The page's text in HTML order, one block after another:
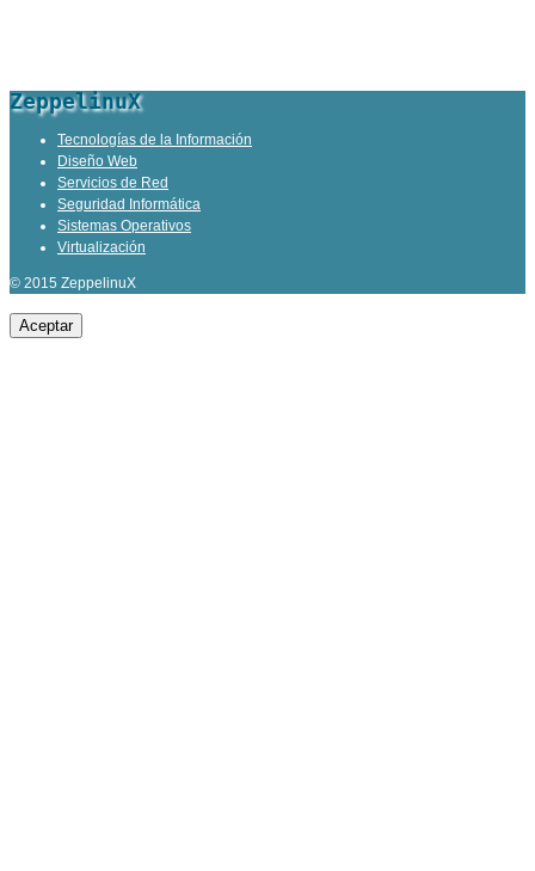
ZeppelinuX
Tecnologías de la Información
Diseño Web
Servicios de Red
Seguridad Informática
Sistemas Operativos
Virtualización
© 2015 ZeppelinuX
Aceptar